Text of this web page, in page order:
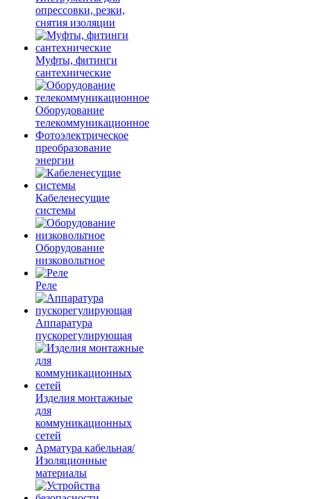
опрессовки, резки,
снятия изоляции
Муфты, фитинги
сантехнические
Оборудование
телекоммуникационное
Фотоэлектрическое
преобразование
энергии
Кабеленесущие
системы
Оборудование
низковольтное
Реле
Аппаратура
пускорегулирующая
Изделия монтажные
для
коммуникационных
сетей
Арматура кабельная/
Изоляционные
материалы